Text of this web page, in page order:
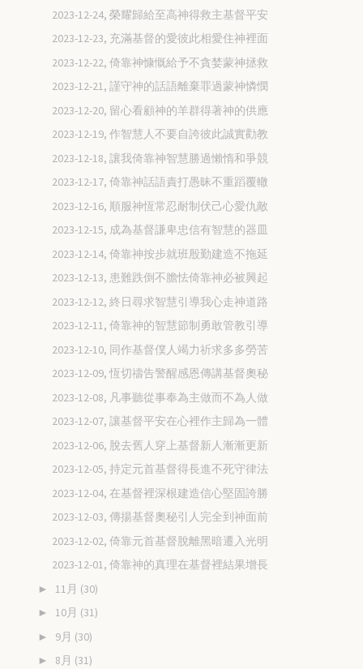
2023-12-24, 榮耀歸給至高神得救主基督平安
2023-12-23, 充滿基督的愛彼此相愛住神裡面
2023-12-22, 倚靠神慷慨給予不貪婪蒙神拯救
2023-12-21, 謹守神的話語離棄罪過蒙神憐憫
2023-12-20, 留心看顧神的羊群得著神的供應
2023-12-19, 作智慧人不要自誇彼此誠實勸教
2023-12-18, 讓我倚靠神智慧勝過懶惰和爭競
2023-12-17, 倚靠神話語責打愚昧不重蹈覆轍
2023-12-16, 順服神恆常忍耐制伏己心愛仇敵
2023-12-15, 成為基督謙卑忠信有智慧的器皿
2023-12-14, 倚靠神按步就班殷勤建造不拖延
2023-12-13, 患難跌倒不膽怯倚靠神必被興起
2023-12-12, 終日尋求智慧引導我心走神道路
2023-12-11, 倚靠神的智慧節制勇敢管教引導
2023-12-10, 同作基督僕人竭力祈求多多勞苦
2023-12-09, 恆切禱告警醒感恩傳講基督奧秘
2023-12-08, 凡事聽從事奉為主做而不為人做
2023-12-07, 讓基督平安在心裡作主歸為一體
2023-12-06, 脫去舊人穿上基督新人漸漸更新
2023-12-05, 持定元首基督得長進不死守律法
2023-12-04, 在基督裡深根建造信心堅固誇勝
2023-12-03, 傳揚基督奧秘引人完全到神面前
2023-12-02, 倚靠元首基督脫離黑暗遷入光明
2023-12-01, 倚靠神的真理在基督裡結果增長
► 11月 (30)
► 10月 (31)
► 9月 (30)
► 8月 (31)